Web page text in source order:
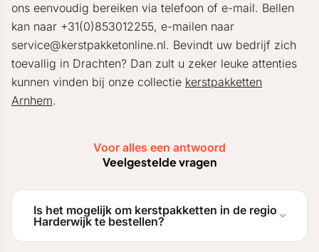
ons eenvoudig bereiken via telefoon of e-mail. Bellen
kan naar +31(0)853012255, e-mailen naar
service@kerstpakketonline.nl. Bevindt uw bedrijf zich
toevallig in Drachten? Dan zult u zeker leuke attenties
kunnen vinden bij onze collectie kerstpakketten
Arnhem.
Voor alles een antwoord
Veelgestelde vragen
Is het mogelijk om kerstpakketten in de regio
Harderwijk te bestellen?